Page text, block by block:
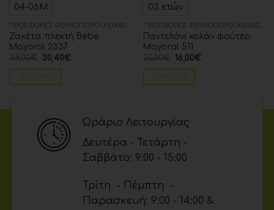
04-06Μ
Ζακέτα πλεκτή Bebe
Mayoral 2337
38,00€ 30,40€
ΕΠΙΛΟΓΉ
03 ετών
Παντελόνι κολάν φούτερ
Mayoral 511
20,00€ 16,00€
ΕΠΙΛΟΓΉ
Ωράριο Λειτουργίας
Δευτέρα - Τετάρτη -
Σαββάτο: 9:00 - 15:00
Τρίτη - Πέμπτη -
Παρασκευή: 9:00 - 14:00 &